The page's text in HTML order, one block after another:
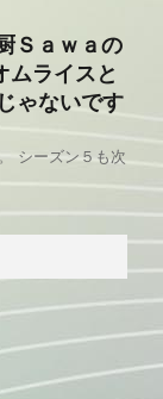
Ｓａｗａの
ムライスと
ゃないです
シーズン５も次